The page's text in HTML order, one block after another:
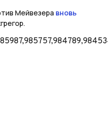
Мейвезера вновь